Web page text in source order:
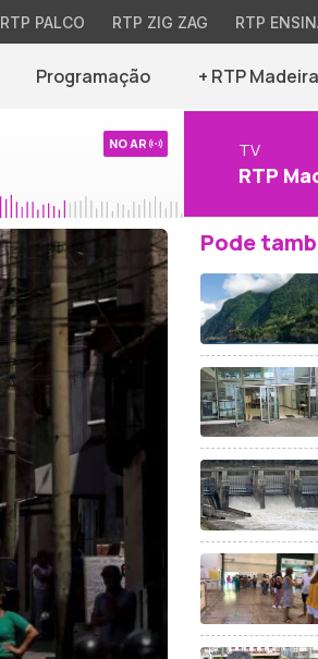
RTP PALCO RTP ZIG ZAG RTP
Programação + RTP Madeira
NO AR TV
RTP
Pode